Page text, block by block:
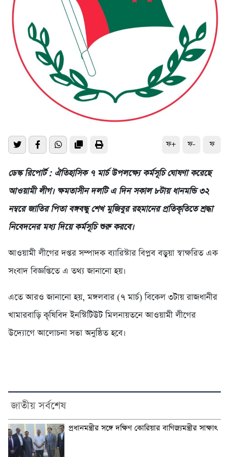
ফ+ ফ- ফ
ডেস্ক রিপোর্ট : ঐতিহাসিক ৭ মার্চ উপলক্ষ্যে কর্মসূচি ঘোষণা করেছে
আওয়ামী লীগ। ক্ষমতাসীন দলটি এ দিন সকাল ৮টায় ধানমন্ডি ৩২
নম্বরে জাতির পিতা বঙ্গবন্ধু শেখ মুজিবুর রহমানের প্রতিকৃতিতে শ্রদ্ধা
নিবেদনের মধ্য দিয়ে কর্মসূচি শুরু করবে।
আওয়ামী লীগের দপ্তর সম্পাদক ব্যারিস্টার বিপ্লব বড়ুয়া স্বাক্ষরিত এক
সংবাদ বিজ্ঞপ্তিতে এ তথ্য জানানো হয়।
এতে আরও জানানো হয়, মঙ্গলবার (৭ মার্চ) বিকেল ৩টায় রাজধানীর
খামারবাড়ি কৃষিবিদ ইনস্টিটিউট মিলনায়তনে আওয়ামী লীগের
উদ্যোগে আলোচনা সভা অনুষ্ঠিত হবে।
জাতীয় সর্বশেষ
প্রধানমন্ত্রীর সঙ্গে দক্ষিণ কোরিয়ার বাণিজ্যমন্ত্রীর সাক্ষাৎ